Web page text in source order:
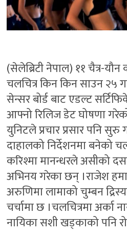
(सेलेब्रिटी नेपाल) ११ चैत्र-
चलचित्र किन किन साउन २५
सेन्सर बोर्ड बाट एडल्ट
आफ्नो रिलिज डेट घोषणा
युनिटले प्रचार प्रसार पनि
दाहालको निर्देशनमा बनेको
करिश्मा मानन्धरले असीको
अभिनय गरेका छन् ।राजेश
अरुणिमा लामाको चुम्बन
चर्चामा छ ।चलचित्रमा अर्का
नायिका सशी खड्काको पनि